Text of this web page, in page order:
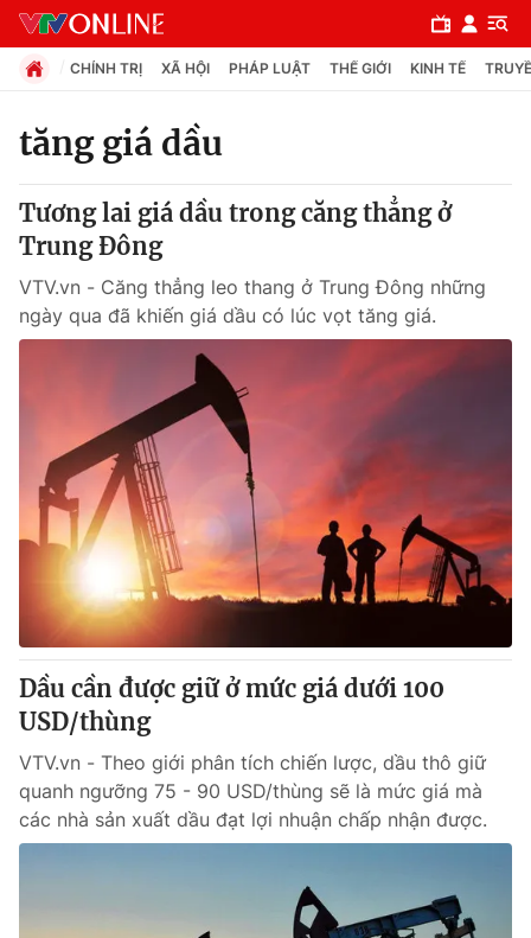
Chuyên mục
Chính trị
Xã hội
Thế giới
Tin tức
Thế giới đó đây
Câu chuyện quốc tế
Tài chính
Thị trường
Góc doanh nghiệp
Dữ liệu và đời sống
Truyền hình
Phim VTV
Hậu trường
Giải trí
CHÍNH TRỊ XÃ HỘI PHÁP LUẬT THẾ GIỚI KINH TẾ
tăng giá dầu
Tương lai giá dầu trong căng thẳng ở
Trung Đông
VTV.vn - Căng thẳng leo thang ở Trung Đông những
ngày qua đã khiến giá dầu có lúc vọt tăng giá.
Dầu cần được giữ ở mức giá dưới 100
USD/thùng
VTV.vn - Theo giới phân tích chiến lược, dầu thô giữ
quanh ngưỡng 75 - 90 USD/thùng sẽ là mức giá mà
các nhà sản xuất dầu đạt lợi nhuận chấp nhận được.